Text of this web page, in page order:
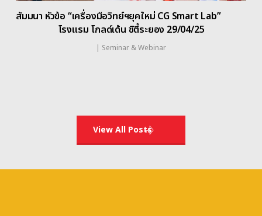
สัมมนา หัวข้อ “เครื่องมือวิทย์ฯยุคใหม่ CG Smart Lab”
โรงแรม โกลด์เด้น ซิตี้ระยอง 29/04/25
Seminar & Webinar
View All Posts